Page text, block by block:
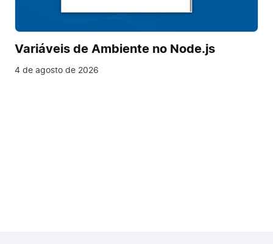
Variáveis de Ambiente no Node.js
4 de agosto de 2026